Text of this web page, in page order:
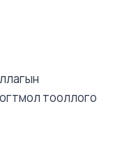
тооллого